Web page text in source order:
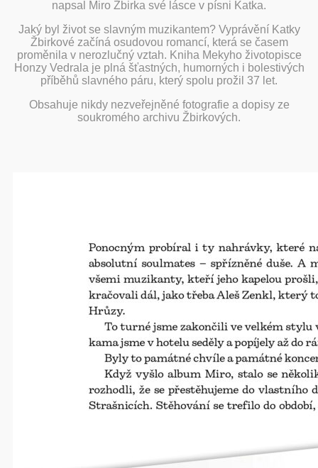
napsal Miro Žbirka své lásce v písni Katka.
Jaký byl život se slavným muzikantem? Vyprávění Katky
Žbirkové začíná osudovou romancí, která se časem
proměnila v nerozlučný vztah. Kniha Mekyho životopisce
Honzy Vedrala je plná šťastných, humorných i bolestivých
příběhů slavného páru, který spolu prožil 37 let.
Obsahuje nikdy nezveřejněné fotografie a dopisy ze
soukromého archivu Žbirkových.